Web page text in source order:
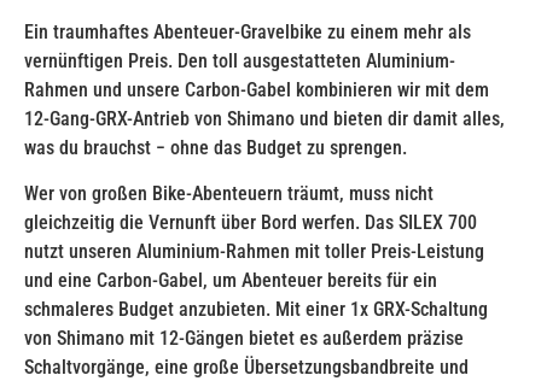
Ein traumhaftes Abenteuer-Gravelbike zu einem mehr als
vernünftigen Preis. Den toll ausgestatteten Aluminium-
Rahmen und unsere Carbon-Gabel kombinieren wir mit dem
12-Gang-GRX-Antrieb von Shimano und bieten dir damit alles,
was du brauchst − ohne das Budget zu sprengen.
Wer von großen Bike-Abenteuern träumt, muss nicht
gleichzeitig die Vernunft über Bord werfen. Das SILEX 700
nutzt unseren Aluminium-Rahmen mit toller Preis-Leistung
und eine Carbon-Gabel, um Abenteuer bereits für ein
schmaleres Budget anzubieten. Mit einer 1x GRX-Schaltung
von Shimano mit 12-Gängen bietet es außerdem präzise
Schaltvorgänge, eine große Übersetzungsbandbreite und